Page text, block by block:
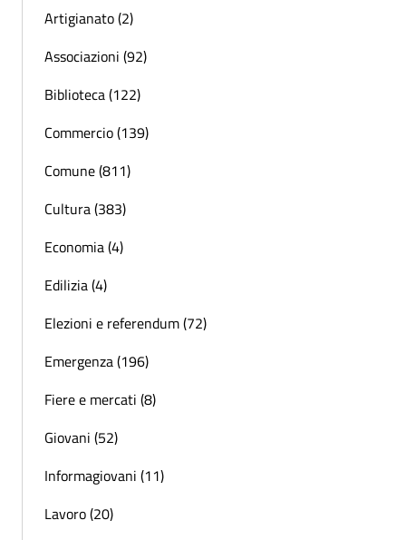
Artigianato (2)
Associazioni (92)
Biblioteca (122)
Commercio (139)
Comune (811)
Cultura (383)
Economia (4)
Edilizia (4)
Elezioni e referendum (72)
Emergenza (196)
Fiere e mercati (8)
Giovani (52)
Informagiovani (11)
Lavoro (20)